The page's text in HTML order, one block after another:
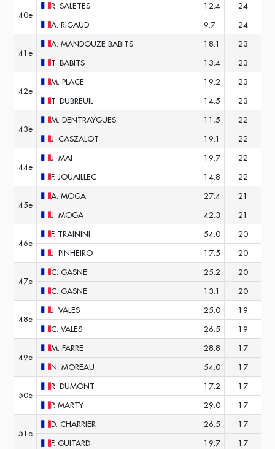
40e
R. SALETES 12.4
24
A. RIGAUD 9.7 24
41e
A. MANDOUZE BABITS 18.1
23
T. BABITS 13.4 23
42e
M. PLACE 19.2
23
T. DUBREUIL 14.5 23
43e
M. DENTRAYGUES 11.5
22
J. CASZALOT 19.1 22
44e
J. MAI 19.7
22
F. JOUAILLEC 14.8 22
45e
A. MOGA 27.4
21
J. MOGA 42.3 21
46e
F. TRAININI 54.0
20
J. PINHEIRO 17.5 20
47e
C. GASNE 25.2
20
C. GASNE 13.1 20
48e
J. VALES 25.0
19
C. VALES 26.5 19
49e
M. FARRE 28.8
17
N. MOREAU 54.0 17
50e
R. DUMONT 17.2
17
P. MARTY 29.0 17
51e
D. CHARRIER 26.5
17
F. GUITARD 19.7 17